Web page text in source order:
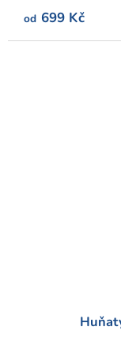
od 699 Kč